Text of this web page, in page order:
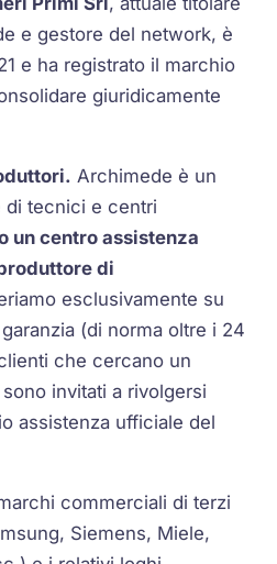
e gestore del network, è
e ha registrato il marchio
giuridicamente
Archimede è un
di tecnici e centri
un centro assistenza
di
esclusivamente su
(di norma oltre i 24
che cercano un
invitati a rivolgersi
assistenza ufficiale del
commerciali di terzi
Siemens, Miele,